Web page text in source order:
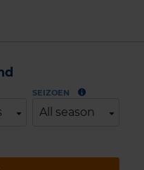
SEIZOEN
All season